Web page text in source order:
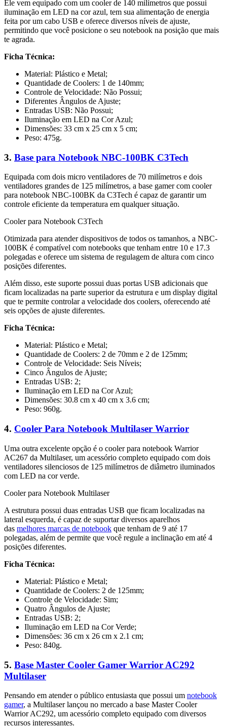
Ele vem equipado com um cooler de 140 milímetros que possui
iluminação em LED na cor azul, tem sua alimentação de energia
feita por um cabo USB e oferece diversos níveis de ajuste,
permitindo que você posicione o seu notebook na posição que mais
te agrada.
Ficha Técnica:
Material: Plástico e Metal;
Quantidade de Coolers: 1 de 140mm;
Controle de Velocidade: Não Possui;
Diferentes Ângulos de Ajuste;
Entradas USB: Não Possui;
Iluminação em LED na Cor Azul;
Dimensões: 33 cm x 25 cm x 5 cm;
Peso: 475g.
3. Base para Notebook NBC-100BK C3Tech
Equipada com dois micro ventiladores de 70 milímetros e dois
ventiladores grandes de 125 milímetros, a base gamer com cooler
para notebook NBC-100BK da C3Tech é capaz de garantir um
controle eficiente da temperatura em qualquer situação.
Cooler para Notebook C3Tech
Otimizada para atender dispositivos de todos os tamanhos, a NBC-
100BK é compatível com notebooks que tenham entre 10 e 17.3
polegadas e oferece um sistema de regulagem de altura com cinco
posições diferentes.
Além disso, este suporte possui duas portas USB adicionais que
ficam localizadas na parte superior da estrutura e um display digital
que te permite controlar a velocidade dos coolers, oferecendo até
seis opções de ajuste diferentes.
Ficha Técnica:
Material: Plástico e Metal;
Quantidade de Coolers: 2 de 70mm e 2 de 125mm;
Controle de Velocidade: Seis Níveis;
Cinco Ângulos de Ajuste;
Entradas USB: 2;
Iluminação em LED na Cor Azul;
Dimensões: 30.8 cm x 40 cm x 3.6 cm;
Peso: 960g.
4. Cooler Para Notebook Multilaser Warrior
Uma outra excelente opção é o cooler para notebook Warrior
AC267 da Multilaser, um acessório completo equipado com dois
ventiladores silenciosos de 125 milímetros de diâmetro iluminados
com LED na cor verde.
Cooler para Notebook Multilaser
A estrutura possui duas entradas USB que ficam localizadas na
lateral esquerda, é capaz de suportar diversos aparelhos
das melhores marcas de notebook que tenham de 9 até 17
polegadas, além de permite que você regule a inclinação em até 4
posições diferentes.
Ficha Técnica:
Material: Plástico e Metal;
Quantidade de Coolers: 2 de 125mm;
Controle de Velocidade: Sim;
Quatro Ângulos de Ajuste;
Entradas USB: 2;
Iluminação em LED na Cor Verde;
Dimensões: 36 cm x 26 cm x 2.1 cm;
Peso: 840g.
5. Base Master Cooler Gamer Warrior AC292
Multilaser
Pensando em atender o público entusiasta que possui um notebook
gamer, a Multilaser lançou no mercado a base Master Cooler
Warrior AC292, um acessório completo equipado com diversos
recursos interessantes.